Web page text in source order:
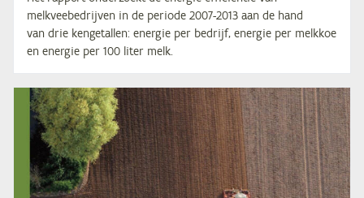
melkveebedrijven in de periode 2007-2013 aan de hand
van drie kengetallen: energie per bedrijf, energie per melkkoe
en energie per 100 liter melk.